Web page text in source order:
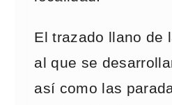
El trazado llano de
al que se
así como las